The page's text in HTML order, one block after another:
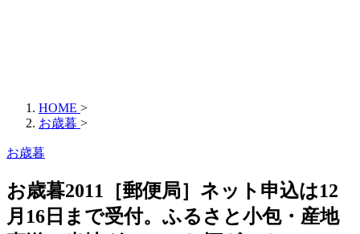
HOME >
お歳暮 >
お歳暮
お歳暮2011［郵便局］ネット申込は12
月16日まで受付。ふるさと小包・産地